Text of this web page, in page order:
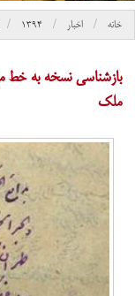
خانه اخبار ۱۳۹۴
بازشناسی نسخه به خط
ملک